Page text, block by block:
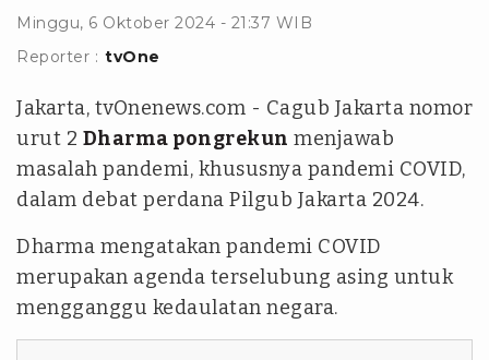
Minggu, 6 Oktober 2024 - 21:37 WIB
Reporter : tvOne
Jakarta, tvOnenews.com - Cagub Jakarta nomor
urut 2 Dharma pongrekun menjawab
masalah pandemi, khususnya pandemi COVID,
dalam debat perdana Pilgub Jakarta 2024.
Dharma mengatakan pandemi COVID
merupakan agenda terselubung asing untuk
mengganggu kedaulatan negara.